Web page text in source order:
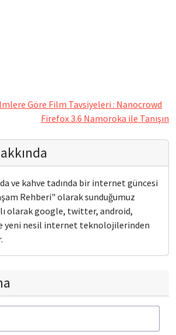
Göre Film Tavsiyeleri : Nanocrowd
Firefox 3.6 Namoroka ile Tanışın
ve kahve tadında bir internet güncesi
Rehberi" olarak sunduğumuz
olarak google, twitter, android,
yeni nesil internet teknolojilerinden